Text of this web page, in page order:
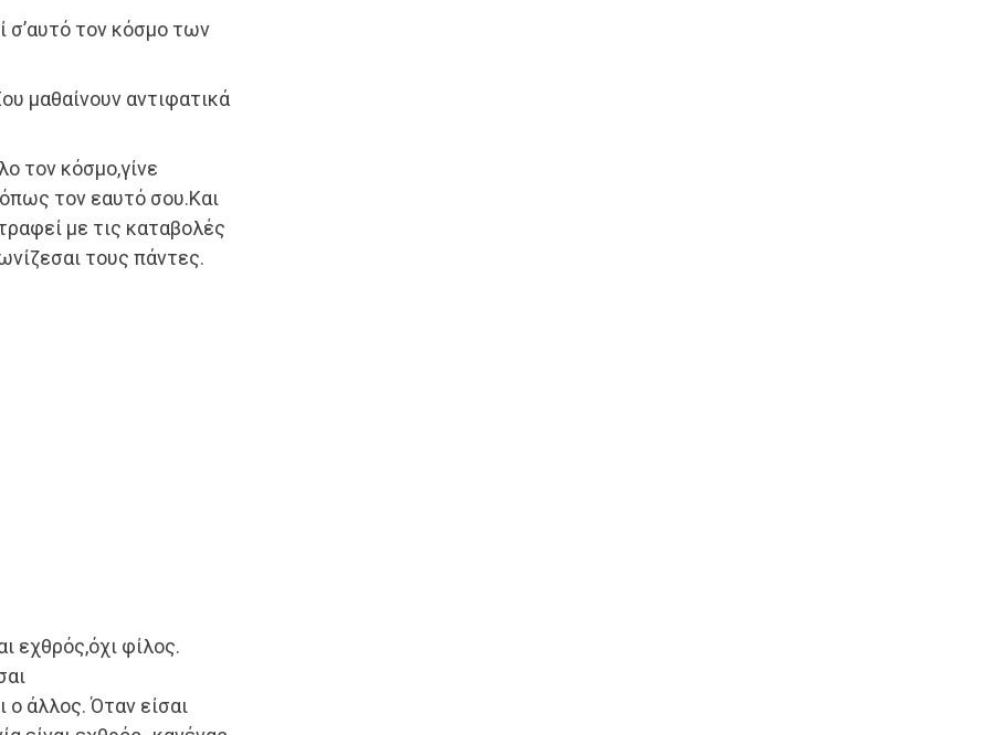
σ’αυτό τον κόσμο των
μαθαίνουν αντιφατικά
τον κόσμο,γίνε
τον εαυτό σου.Και
με τις καταβολές
τους πάντες.
εχθρός,όχι φίλος.
άλλος. Όταν είσαι